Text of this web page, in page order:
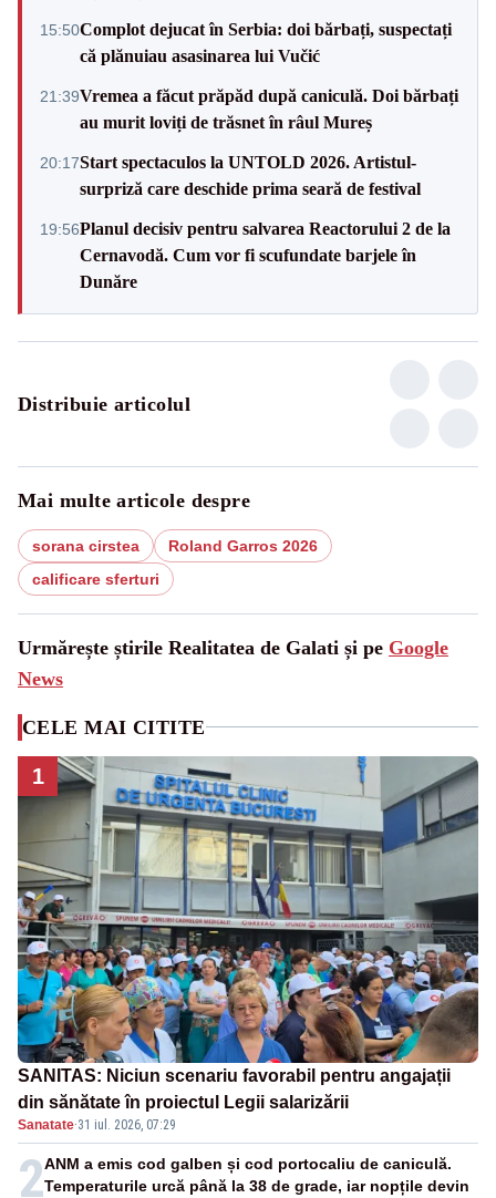
15:50Complot dejucat în Serbia: doi bărbați, suspectați
că plănuiau asasinarea lui Vučić
21:39Vremea a făcut prăpăd după caniculă. Doi bărbați
au murit loviți de trăsnet în râul Mureș
20:17Start spectaculos la UNTOLD 2026. Artistul-
surpriză care deschide prima seară de festival
19:56Planul decisiv pentru salvarea Reactorului 2 de la
Cernavodă. Cum vor fi scufundate barjele în
Dunăre
Distribuie articolul
Mai multe articole despre
sorana cirstea
Roland Garros 2026
calificare sferturi
Urmărește știrile Realitatea de Galati și pe Google
News
CELE MAI CITITE
1
SANITAS: Niciun scenariu favorabil pentru angajații
din sănătate în proiectul Legii salarizării
Sanatate·31 iul. 2026, 07:29
2ANM a emis cod galben și cod portocaliu de caniculă.
Temperaturile urcă până la 38 de grade, iar nopțile devin